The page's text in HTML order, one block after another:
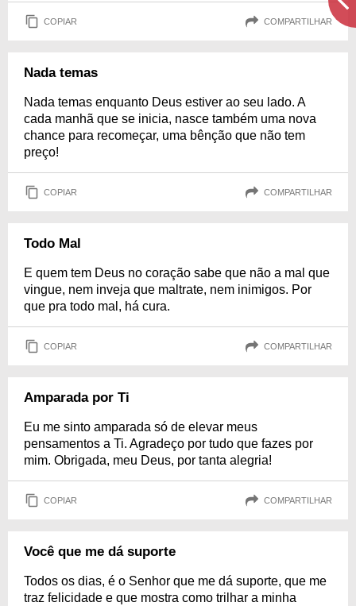
COPIAR COMPARTILHAR
Nada temas
Nada temas enquanto Deus estiver ao seu lado. A
cada manhã que se inicia, nasce também uma nova
chance para recomeçar, uma bênção que não tem
preço!
COPIAR COMPARTILHAR
Todo Mal
E quem tem Deus no coração sabe que não a mal que
vingue, nem inveja que maltrate, nem inimigos. Por
que pra todo mal, há cura.
COPIAR COMPARTILHAR
Amparada por Ti
Eu me sinto amparada só de elevar meus
pensamentos a Ti. Agradeço por tudo que fazes por
mim. Obrigada, meu Deus, por tanta alegria!
COPIAR COMPARTILHAR
Você que me dá suporte
Todos os dias, é o Senhor que me dá suporte, que me
traz felicidade e que mostra como trilhar a minha